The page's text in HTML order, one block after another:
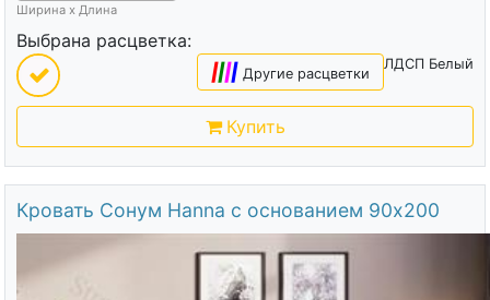
Ширина х Длина
Выбрана расцветка:
ЛДСП Белый
|||| Другие расцветки
Купить
Кровать Сонум Hanna с основанием 90х200